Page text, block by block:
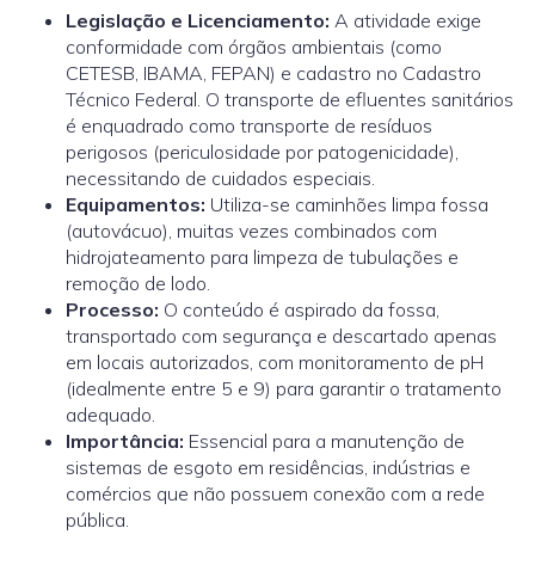
Legislação e Licenciamento: A atividade exige
conformidade com órgãos ambientais (como
CETESB, IBAMA, FEPAN) e cadastro no Cadastro
Técnico Federal. O transporte de efluentes sanitários
é enquadrado como transporte de resíduos
perigosos (periculosidade por patogenicidade),
necessitando de cuidados especiais.
Equipamentos: Utiliza-se caminhões limpa fossa
(autovácuo), muitas vezes combinados com
hidrojateamento para limpeza de tubulações e
remoção de lodo.
Processo: O conteúdo é aspirado da fossa,
transportado com segurança e descartado apenas
em locais autorizados, com monitoramento de pH
(idealmente entre 5 e 9) para garantir o tratamento
adequado.
Importância: Essencial para a manutenção de
sistemas de esgoto em residências, indústrias e
comércios que não possuem conexão com a rede
pública.